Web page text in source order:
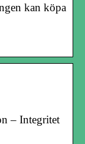
kan köpa
– Integritet